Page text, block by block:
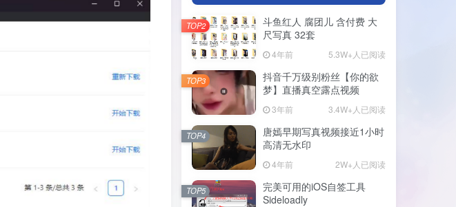
斗鱼红人 腐团儿 含付费 大
尺写真 32套
4年前 5.3W+人已阅读
TOP2
抖音千万级别粉丝【你的欲
梦】直播真空露点视频
3年前 3.4W+人已阅读
TOP3
唐嫣早期写真视频接近1小时
高清无水印
4年前 2W+人已阅读
TOP4
完美可用的iOS自签工具
Sideloadly
TOP5